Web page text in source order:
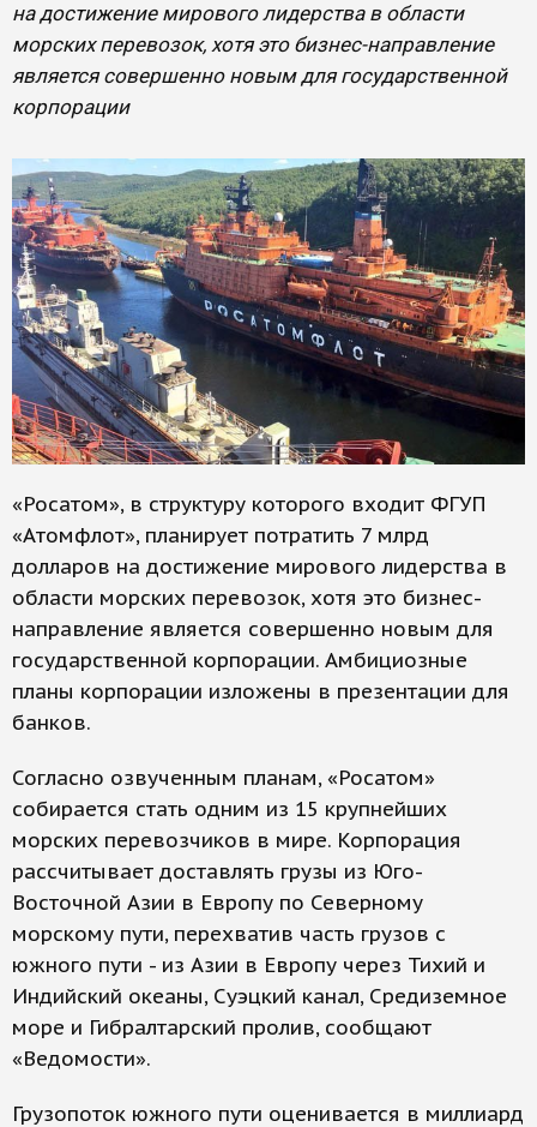
на достижение мирового лидерства в области
морских перевозок, хотя это бизнес-направление
является совершенно новым для государственной
корпорации
«Росатом», в структуру которого входит ФГУП
«Атомфлот», планирует потратить 7 млрд
долларов на достижение мирового лидерства в
области морских перевозок, хотя это бизнес-
направление является совершенно новым для
государственной корпорации. Амбициозные
планы корпорации изложены в презентации для
банков.
Согласно озвученным планам, «Росатом»
собирается стать одним из 15 крупнейших
морских перевозчиков в мире. Корпорация
рассчитывает доставлять грузы из Юго-
Восточной Азии в Европу по Северному
морскому пути, перехватив часть грузов с
южного пути - из Азии в Европу через Тихий и
Индийский океаны, Суэцкий канал, Средиземное
море и Гибралтарский пролив, сообщают
«Ведомости».
Грузопоток южного пути оценивается в миллиард